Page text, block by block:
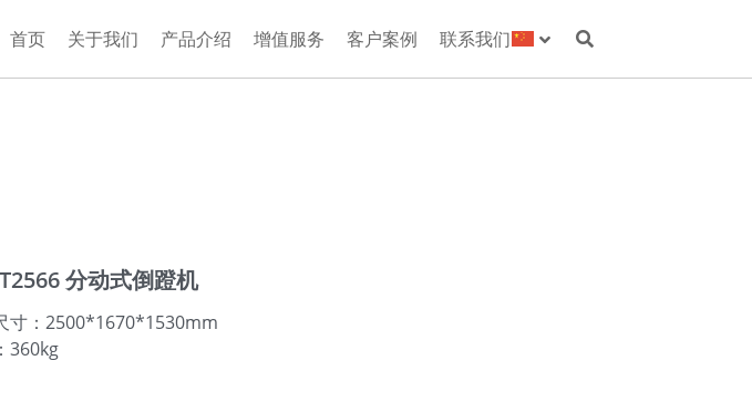
首页 关于我们 产品介绍 增值服务 客户案例 联系我们
分动式倒蹬机
寸：2500*1670*1530mm
360kg